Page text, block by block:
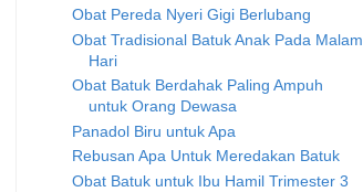
Obat Pereda Nyeri Gigi Berlubang
Obat Tradisional Batuk Anak Pada Malam
Hari
Obat Batuk Berdahak Paling Ampuh
untuk Orang Dewasa
Panadol Biru untuk Apa
Rebusan Apa Untuk Meredakan Batuk
Obat Batuk untuk Ibu Hamil Trimester 3